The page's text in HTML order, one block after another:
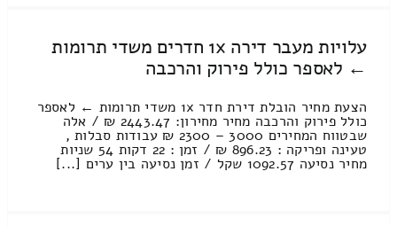
עלויות מעבר דירה 1x חדרים משדי תרומות
← לאספר כולל פירוק והרכבה
הצעת מחיר הובלת דירת חדר 1x משדי תרומות ← לאספר
כולל פירוק והרכבה מחיר מחירון: 2443.47 ₪ / אלה
שבטווח המחירים 3000 – 2300 ₪ עבודות סבלות ,
טעינה ופריקה : 896.23 ₪ / זמן : 22 דקות 54 שניות
מחיר נסיעה 1092.57 שקל / זמן נסיעה בין ערים [...]